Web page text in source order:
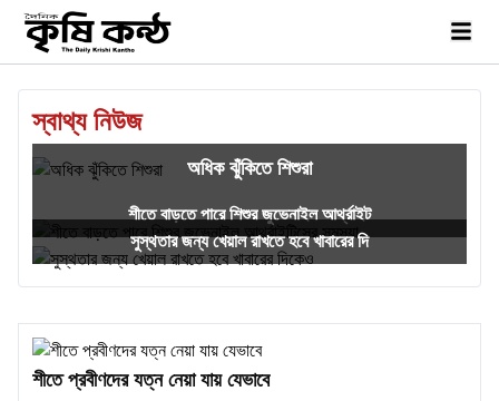
স্বাথ্য নিউজ
অধিক ঝুঁকিতে শিশুরা
শীতে বাড়তে পারে শিশুর জুভেনাইল আর্থ্রাইট
সুস্থতার জন্য খেয়াল রাখতে হবে খাবারের দি
শীতে প্রবীণদের যত্ন নেয়া যায় যেভাবে